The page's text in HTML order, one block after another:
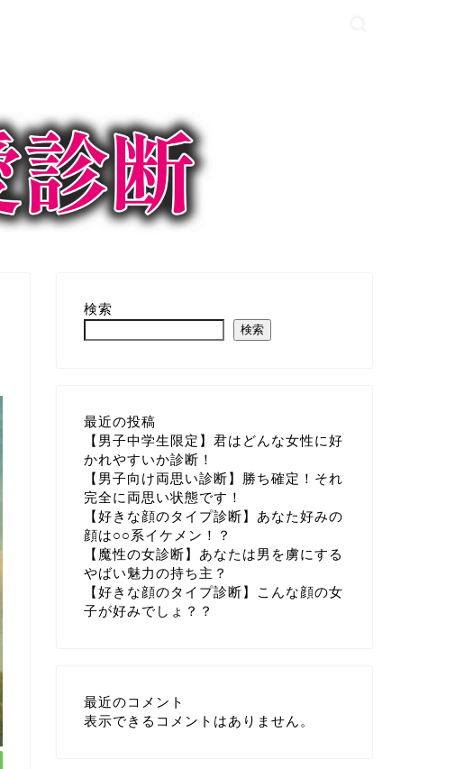
検索
検索
最近の投稿
【男子中学生限定】君はどんな女性に好
かれやすいか診断！
【男子向け両思い診断】勝ち確定！それ
完全に両思い状態です！
【好きな顔のタイプ診断】あなた好みの
顔は○○系イケメン！？
【魔性の女診断】あなたは男を虜にする
やばい魅力の持ち主？
【好きな顔のタイプ診断】こんな顔の女
子が好みでしょ？？
最近のコメント
表示できるコメントはありません。